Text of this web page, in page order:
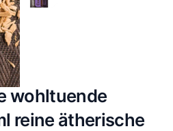
wohltuende
reine ätherische